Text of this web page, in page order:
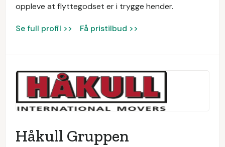
oppleve at flyttegodset er i trygge hender.
Se full profil >> Få pristilbud >>
Håkull Gruppen